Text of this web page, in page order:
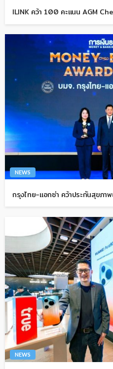
ILINK คว้า 100 คะแนน AGM
NEWS
กรุงไทย-แอกซ่า คว้าประกันสุขภ
NEWS